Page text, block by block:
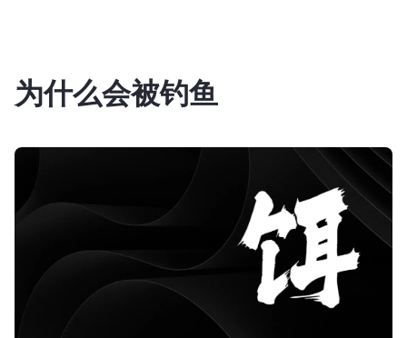
为什么会被钓鱼